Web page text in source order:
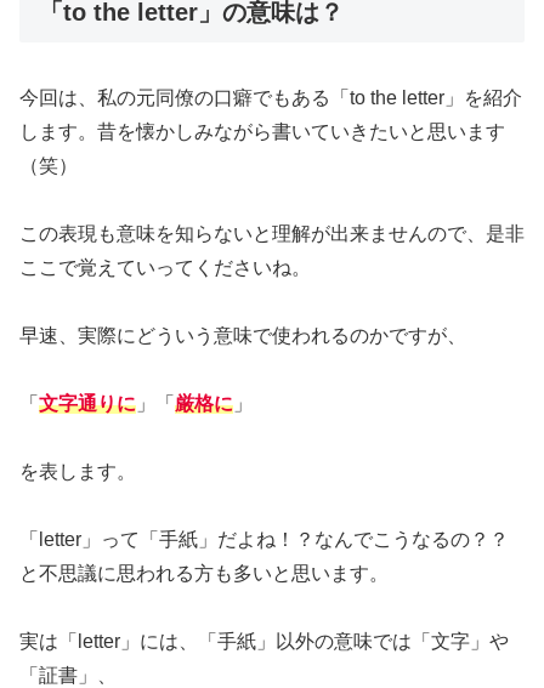
「to the letter」の意味は？
今回は、私の元同僚の口癖でもある「to the letter」を紹介
します。昔を懐かしみながら書いていきたいと思います
（笑）
この表現も意味を知らないと理解が出来ませんので、是非
ここで覚えていってくださいね。
早速、実際にどういう意味で使われるのかですが、
「 文字通りに 」「 厳格に 」
を表します。
「letter」って「手紙」だよね！？なんでこうなるの？？
と不思議に思われる方も多いと思います。
実は「letter」には、「手紙」以外の意味では「文字」や
「証書」、